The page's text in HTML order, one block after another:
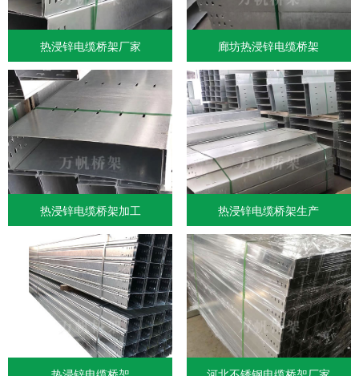
热浸锌电缆桥架厂家 廊坊热浸锌电缆桥架
热浸锌电缆桥架加工 热浸锌电缆桥架生产